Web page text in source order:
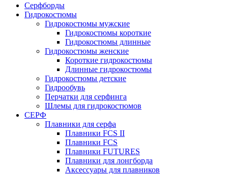
Серфборды
Гидрокостюмы
Гидрокостюмы мужские
Гидрокостюмы короткие
Гидрокостюмы длинные
Гидрокостюмы женские
Короткие гидрокостюмы
Длинные гидрокостюмы
Гидрокостюмы детские
Гидрообувь
Перчатки для серфинга
Шлемы для гидрокостюмов
СЕРФ
Плавники для серфа
Плавники FCS II
Плавники FCS
Плавники FUTURES
Плавники для лонгборда
Аксессуары для плавников